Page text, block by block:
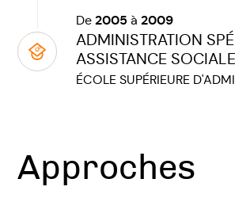
De2005 à2009
ADMINISTRATION
ASSISTANCE
ÉCOLE SUPÉRIEURE
Approches